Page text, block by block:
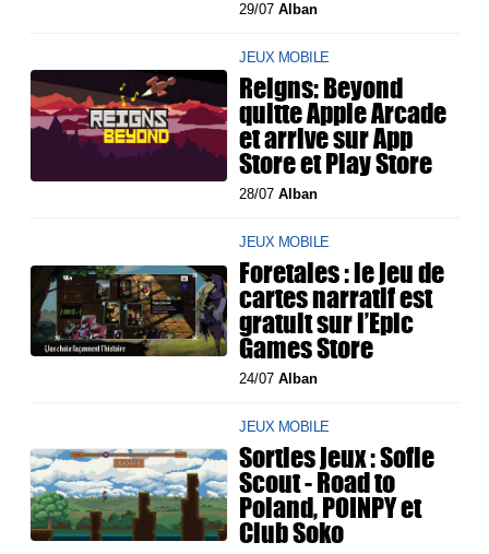
29/07Alban
JEUX MOBILE
Reigns: Beyond
quitte Apple Arcade
et arrive sur App
Store et Play Store
28/07Alban
JEUX MOBILE
Foretales : le jeu de
cartes narratif est
gratuit sur l’Epic
Games Store
24/07Alban
JEUX MOBILE
Sorties jeux : Sofie
Scout - Road to
Poland, POINPY et
Club Soko